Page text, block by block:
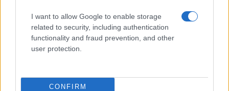
I want to allow Google to enable storage
related to security, including authentication
functionality and fraud prevention, and other
user protection.
CONFIRM
Juliette Bernard · 3 Août 2026